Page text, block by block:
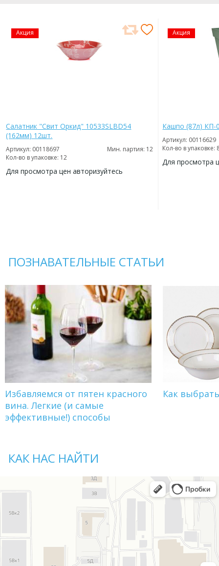
Акция
Салатник "Свит Оркид" 10533SLBD54
(162мм) 12шт.
Артикул: 00118697
Мин. партия: 12
Кол-во в упаковке: 12
Для просмотра цен авторизуйтесь
Акция
Кашпо (87л) КП-
Артикул: 00116629
Кол-во в упаковке:
Для просмотра
ПОЗНАВАТЕЛЬНЫЕ СТАТЬИ
Избавляемся от пятен красного
вина. Легкие (и самые
эффективные!) способы
Как
КАК НАС НАЙТИ